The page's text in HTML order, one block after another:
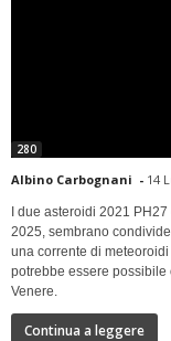
280
Albino Carbognani - 14
I due asteroidi 2021
2025, sembrano
una corrente di
potrebbe essere possibile
Venere.
Continua a leggere